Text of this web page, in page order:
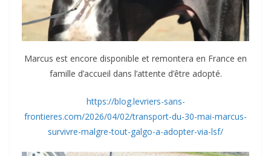
Marcus est encore disponible et remontera en France en
famille d’accueil dans l’attente d’être adopté.
https://blog.levriers-sans-
frontieres.com/2026/04/02/transport-du-30-mai-marcus-
survivre-malgre-tout-galgo-a-adopter-via-lsf/